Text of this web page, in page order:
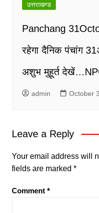
उत्तराखण्ड
Panchang
रहेगा दैनिक पंचांग
अशुभ मुहूर्त
admin October
Leave a Reply
Your email address will
fields are marked *
Comment *